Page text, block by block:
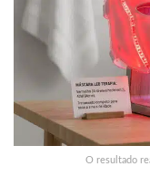
O resultado